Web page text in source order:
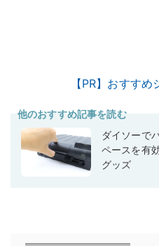
【PR】おすす
他のおすすめ記事を読む
ダイソーで
ペースを有
グッズ